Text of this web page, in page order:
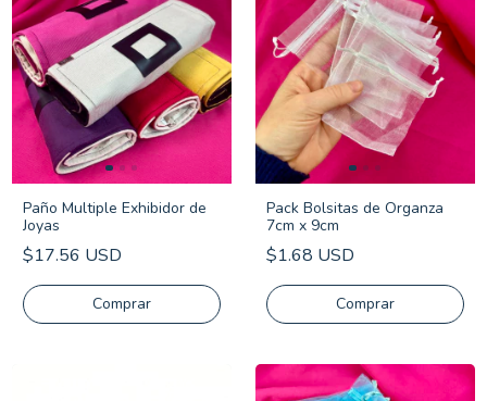
Paño Multiple Exhibidor de
Joyas
$17.56 USD
Pack Bolsitas de Organza
7cm x 9cm
$1.68 USD
Comprar